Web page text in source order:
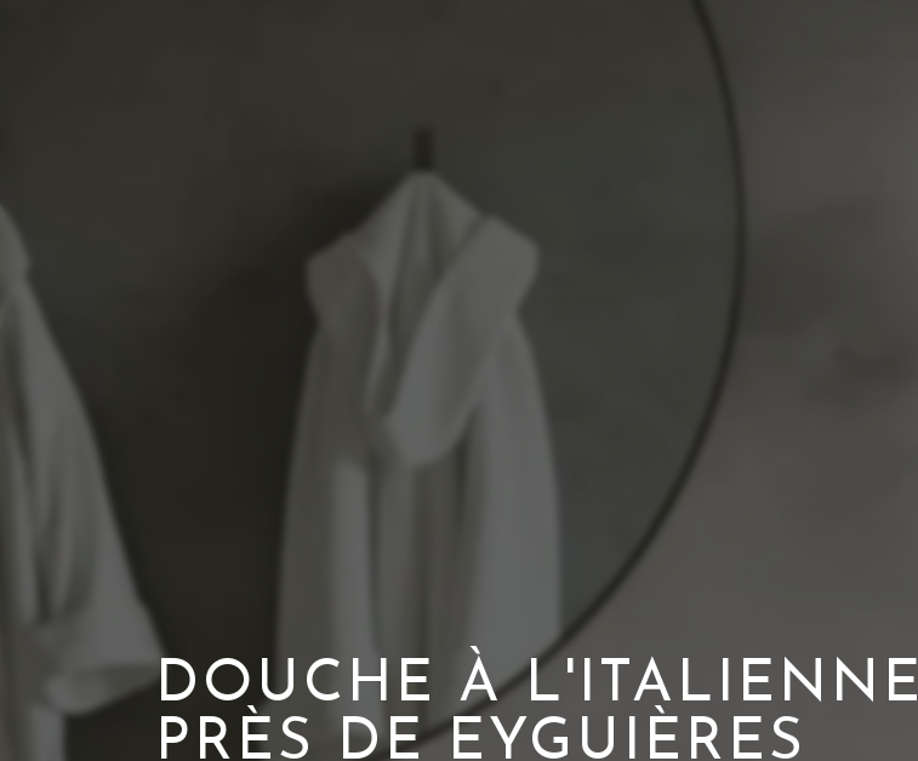
DOUCHE À L'ITALIENNE
PRÈS DE EYGUIÈRES